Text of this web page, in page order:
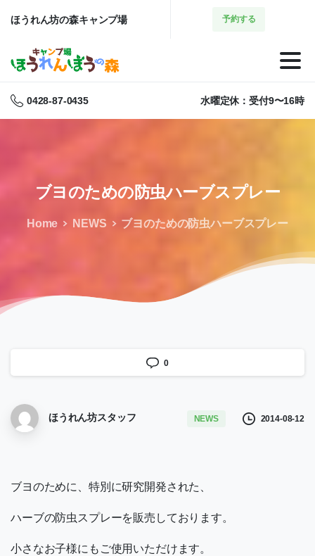
ほうれん坊の森キャンプ場 予約する
0428-87-0435 水曜定休：受付9〜16時
ブヨのための防虫ハーブスプレー
Home NEWS ブヨのための防虫ハーブスプレー
0
ほうれん坊スタッフ NEWS 2014-08-12
ブヨのために、特別に研究開発された、
ハーブの防虫スプレーを販売しております。
小さなお子様にもご使用いただけます。